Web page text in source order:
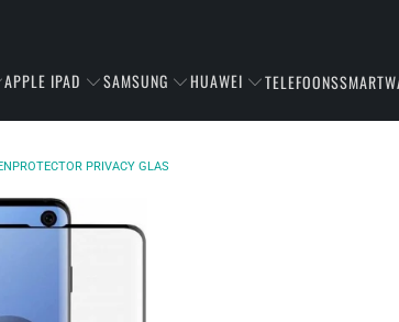
APPLE IPAD SAMSUNG HUAWEI TELEFOONS
PRIVACY GLAS